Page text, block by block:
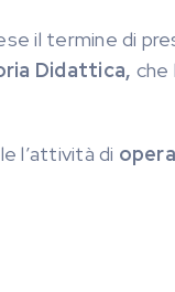
il termine di
Didattica, che
l’attività di